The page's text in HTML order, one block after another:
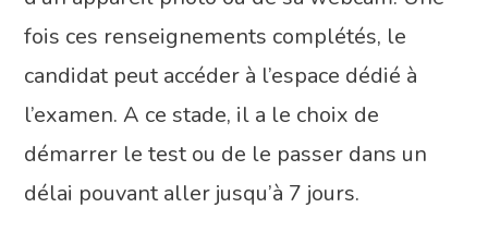
fois ces renseignements complétés, le
candidat peut accéder à l’espace dédié à
l’examen. A ce stade, il a le choix de
démarrer le test ou de le passer dans un
délai pouvant aller jusqu’à 7 jours.